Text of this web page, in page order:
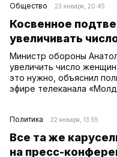
Общество 23 января, 20:45
Косвенное
увеличивать
Министр обороны
увеличить число
это нужно, объяснил
эфире телеканала
Политика 22 января, 13:55
Все та же
на пресс-